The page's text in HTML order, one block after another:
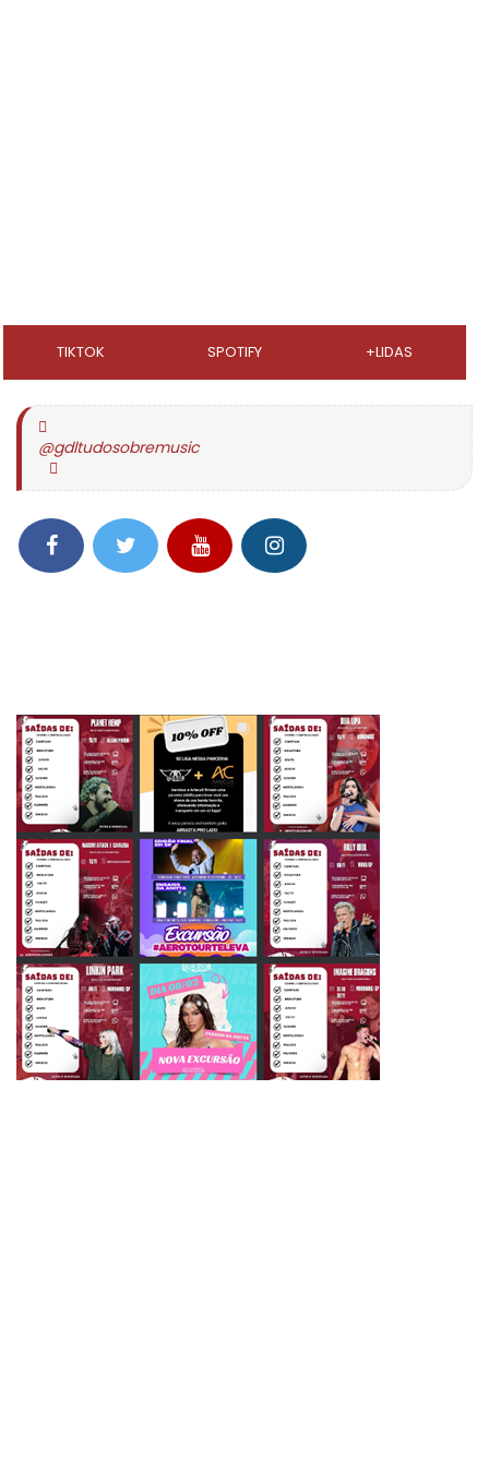
TIKTOK SPOTIFY +LIDAS
@gdltudosobremusic